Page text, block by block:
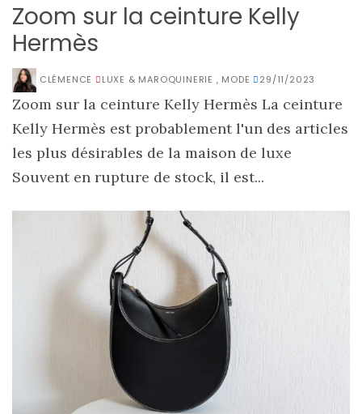
Zoom sur la ceinture Kelly
Hermès
CLÉMENCE LUXE & MAROQUINERIE , MODE 29/11/2023
Zoom sur la ceinture Kelly Hermès La ceinture
Kelly Hermès est probablement l'un des articles
les plus désirables de la maison de luxe
Souvent en rupture de stock, il est...